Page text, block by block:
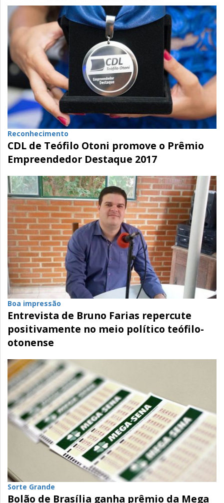
Reconhecimento
CDL de Teófilo Otoni promove o Prêmio
Empreendedor Destaque 2017
Boa impressão
Entrevista de Bruno Farias repercute
positivamente no meio político teófilo-
otonense
Sorte Grande
Bolão de Brasília ganha prêmio da Mega